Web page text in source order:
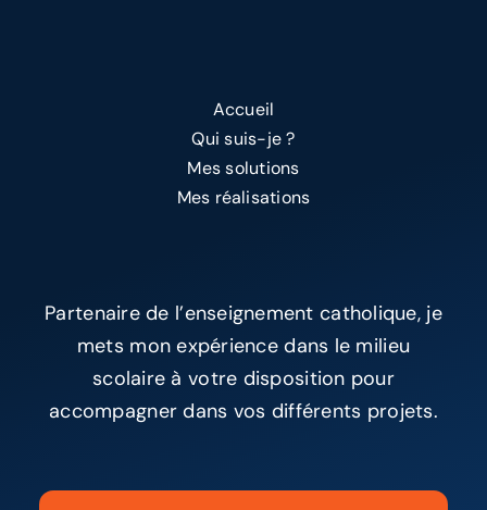
Accueil
Qui suis-je ?
Mes solutions
Mes réalisations
Partenaire de l’enseignement catholique, je
mets mon expérience dans le milieu
scolaire à votre disposition pour
accompagner dans vos différents projets.